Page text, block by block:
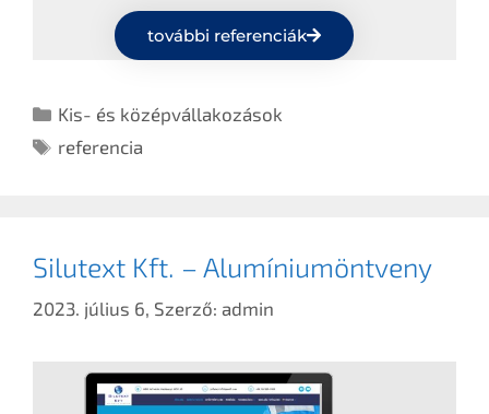
további referenciák
Kis- és középvállakozások
referencia
Silutext Kft. – Alumíniumöntveny
2023. július 6, Szerző: admin